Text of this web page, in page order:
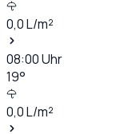
0,0L/m²
08:00Uhr
19°
0,0L/m²